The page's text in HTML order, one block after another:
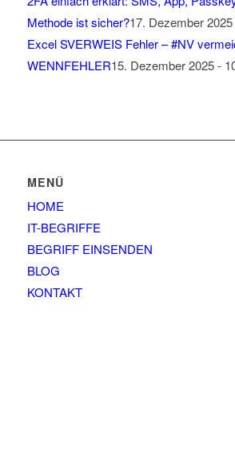
Methode ist sicher?17. Dezember
Excel SVERWEIS Fehler – #NV
WENNFEHLER15. Dezember 2025 -
MENÜ
HOME
IT-BEGRIFFE
BEGRIFF EINSENDEN
BLOG
KONTAKT